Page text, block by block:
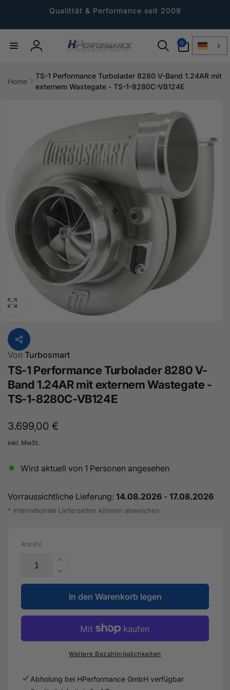
Qualittät & Performance seit 2009
Einloggen
0
Artikel
Home
TS-1 Performance Turbolader 8280 V-Band 1.24AR mit
externem Wastegate - TS-1-8280C-VB124E
Von Turbosmart
TS-1 Performance Turbolader 8280 V-
Band 1.24AR mit externem Wastegate -
TS-1-8280C-VB124E
Normaler
Preis
3.699,00 €
inkl. MwSt.
Wird aktuell von 1 Personen angesehen
Vorraussichtliche Lieferung: 14.08.2026 - 17.08.2026
* Internationale Lieferzeiten können abweichen.
Anzahl
Erhöhe
die
Menge
für
TS-
1
Performance
Turbolader
8280
1.24AR
Verringere
die
Menge
für
TS-
Performance
Turbolader
Band
In den Warenkorb legen
Weitere Bezahlmöglichkeiten
Abholung bei HPerformance GmbH verfügbar